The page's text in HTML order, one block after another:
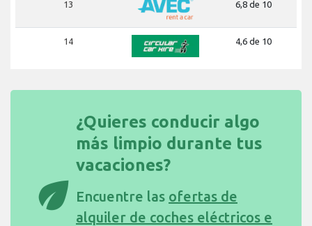
13 6,8 de 10
14 4,6 de 10
eco
¿Quieres conducir algo
más limpio durante tus
vacaciones?
Encuentre las ofertas de
alquiler de coches eléctricos e